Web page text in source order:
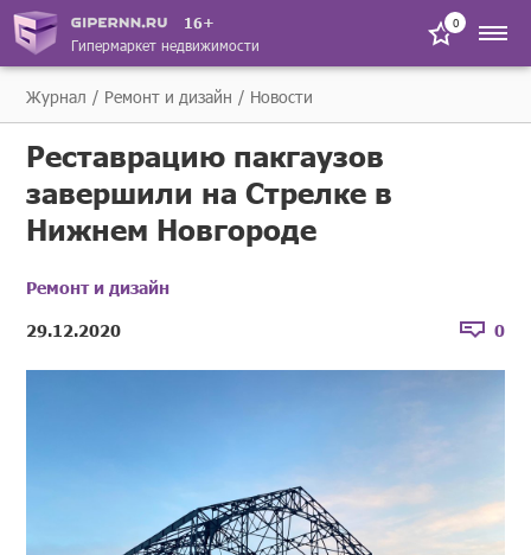
16+
Гипермаркет недвижимости
0
Журнал Ремонт и дизайн Новости
Реставрацию пакгаузов
завершили на Стрелке в
Нижнем Новгороде
Ремонт и дизайн
29.12.2020
0